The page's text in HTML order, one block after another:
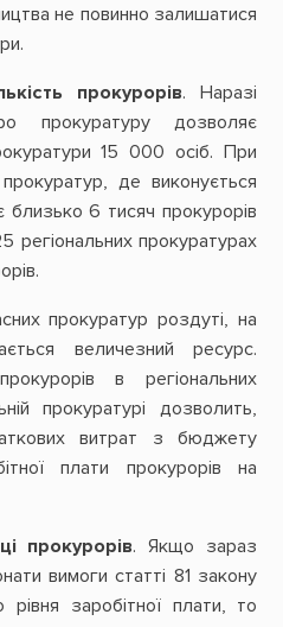
не повинно залишатися
прокурорів. Наразі
прокуратуру дозволяє
15 000 осіб. При
де виконується
близько 6 тисяч прокурорів
регіональних прокуратурах
прокуратур роздуті, на
величезний ресурс.
в регіональних
прокуратурі дозволить,
витрат з бюджету
плати прокурорів на
прокурорів. Якщо зараз
вимоги статті 81 закону
заробітної плати, то